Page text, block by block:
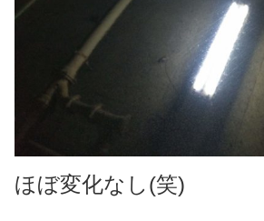
ほぼ変化なし(笑)